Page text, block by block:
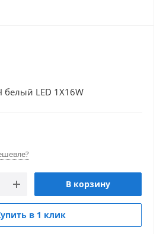
белый LED 1X16W
В корзину
в 1 клик